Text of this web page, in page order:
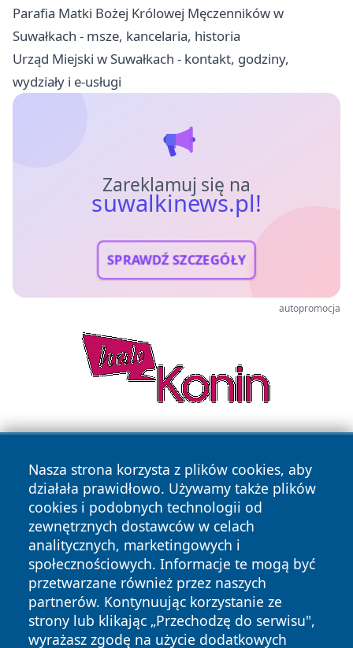
Parafia Matki Bożej Królowej Męczenników w
Suwałkach - msze, kancelaria, historia
Urząd Miejski w Suwałkach - kontakt, godziny,
wydziały i e-usługi
Zareklamuj się na
suwalkinews.pl!
SPRAWDŹ SZCZEGÓŁY
autopromocja
Nasza strona korzysta z plików cookies, aby
działała prawidłowo. Używamy także plików
cookies i podobnych technologii od
zewnętrznych dostawców w celach
analitycznych, marketingowych i
społecznościowych. Informacje te mogą być
przetwarzane również przez naszych
partnerów. Kontynuując korzystanie ze
strony lub klikając „Przechodzę do serwisu",
wyrażasz zgodę na użycie dodatkowych
Copyright © 2026 suwalkinews.pl Wszystkie prawa
zastrzeżone.
News Autorzy
Polityka
Prywatności
Polityka
Cookies